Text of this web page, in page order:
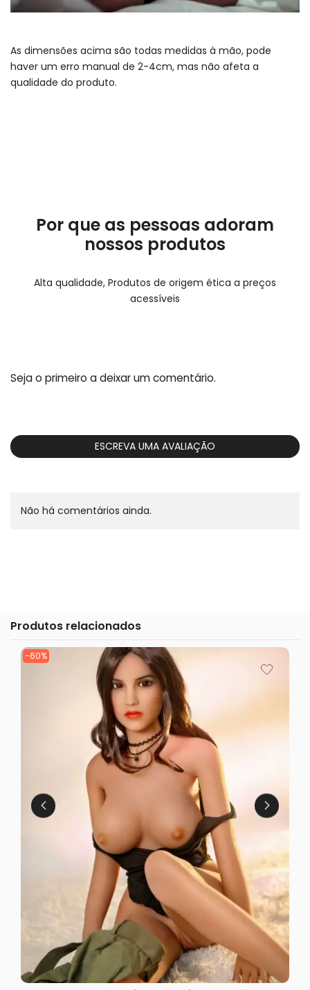
As dimensões acima são todas medidas à mão, pode
haver um erro manual de 2-4cm, mas não afeta a
qualidade do produto.
Por que as pessoas adoram
nossos produtos
Alta qualidade, Produtos de origem ética a preços
acessíveis
Seja o primeiro a deixar um comentário.
ESCREVA UMA AVALIAÇÃO
Não há comentários ainda.
Produtos relacionados
-60%